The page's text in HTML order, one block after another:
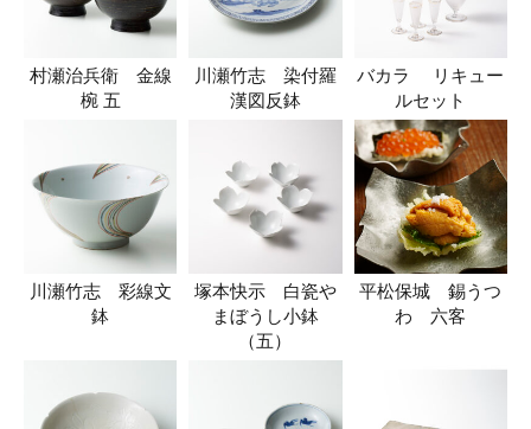
村瀬治兵衛 金線
椀 五
川瀬竹志 染付羅
漢図反鉢
バカラ リキュー
ルセット
川瀬竹志 彩線文
鉢
塚本快示 白瓷や
まぼうし小鉢
（五）
平松保城 錫うつ
わ 六客